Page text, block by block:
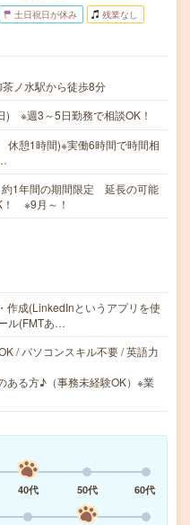
土日祝日が休み 残業なし
ノ水駅から徒歩8分
) ※週3～5日勤務で相談OK！
憩1時間)※実働6時間で時間相
1年間の期間限定 延長の可能
！ ※9月～！
作成(LinkedInというアプリを使
ル(FMTあ…
/ パソコンスキル不要 / 英語力
ある方♪（事務未経験OK）※業
40代 50代
60代